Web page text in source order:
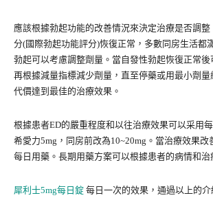
應該根據勃起功能的改善情況來決定治療是否調
分(國際勃起功能評分)恢復正常，多數同房生活都
勃起可以考慮調整劑量。當自發性勃起恢復正常後
再根據減量指標減少劑量，直至停藥或用最小劑
代價達到最佳的治療效果。
根據患者ED的嚴重程度和以往治療效果可以采用
希愛力5mg，同房前改為10~20mg。當治療效果改
每日用藥。長期用藥方案可以根據患者的病情和治
犀利士5mg每日錠 每日一次的效果，通過以上的介